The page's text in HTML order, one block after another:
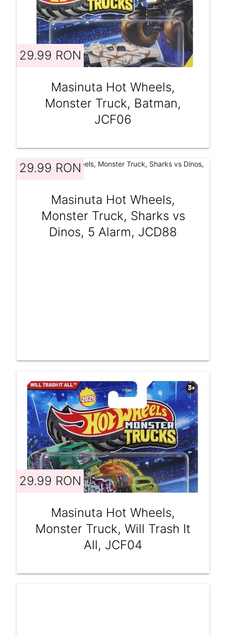
29.99 RON
Masinuta Hot Wheels,
Monster Truck, Batman,
JCF06
29.99 RON
Masinuta Hot Wheels,
Monster Truck, Sharks vs
Dinos, 5 Alarm, JCD88
29.99 RON
Masinuta Hot Wheels,
Monster Truck, Will Trash It
All, JCF04